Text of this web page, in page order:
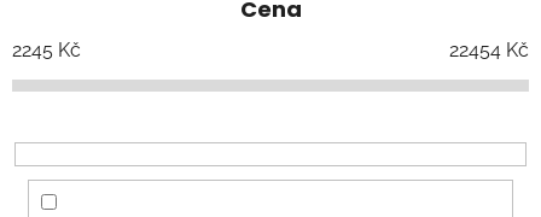
í
p
o
d
Cena
2245 Kč 22454 Kč